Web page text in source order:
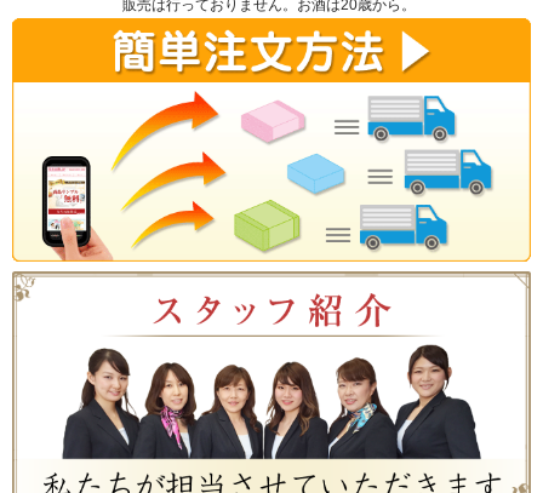
販売は行っておりません。お酒は20歳から。